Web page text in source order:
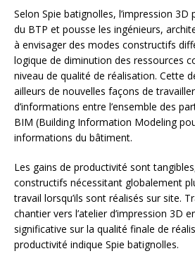
Selon Spie batignolles, l’impression 3D
du BTP et pousse les ingénieurs,
à envisager des modes constructifs
logique de diminution des ressources
niveau de qualité de réalisation. Cette
ailleurs de nouvelles façons de
d’informations entre l’ensemble des
BIM (Building Information Modeling
informations du bâtiment.
Les gains de productivité sont
constructifs nécessitant globalement
travail lorsqu’ils sont réalisés sur site.
chantier vers l’atelier d’impression 3D
significative sur la qualité finale de
productivité indique Spie batignolles.